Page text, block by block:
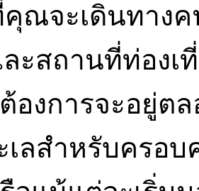
ณจะเดินทาง
ะสถานที่ท่องเ
งการจะอยู่ต
ลสำหรับครอ